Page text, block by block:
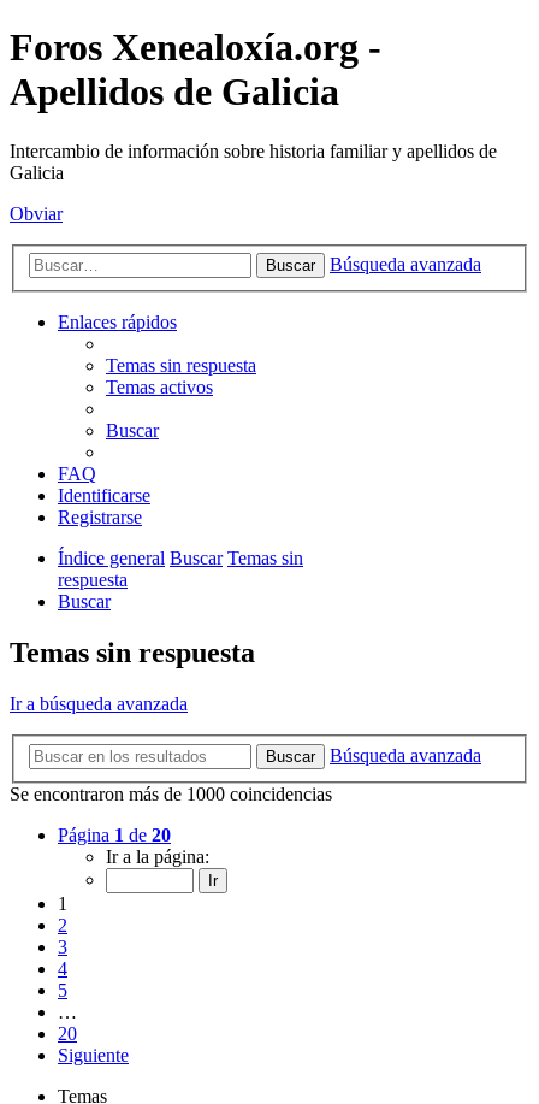
Foros Xenealoxía.org -
Apellidos de Galicia
Intercambio de información sobre historia familiar y apellidos de
Galicia
Obviar
Buscar Búsqueda avanzada
Enlaces rápidos
Temas sin respuesta
Temas activos
Buscar
FAQ
Identificarse
Registrarse
Índice general Buscar Temas sin
respuesta
Buscar
Temas sin respuesta
Ir a búsqueda avanzada
Buscar
Búsqueda avanzada
Se encontraron más de 1000 coincidencias
Página 1 de 20
Ir a la página:
1
2
3
4
5
…
20
Siguiente
Temas